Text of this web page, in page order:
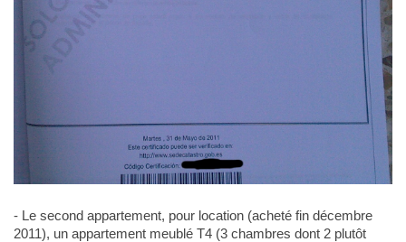
- Le second appartement, pour location (acheté fin décembre
2011), un appartement meublé T4 (3 chambres dont 2 plutôt